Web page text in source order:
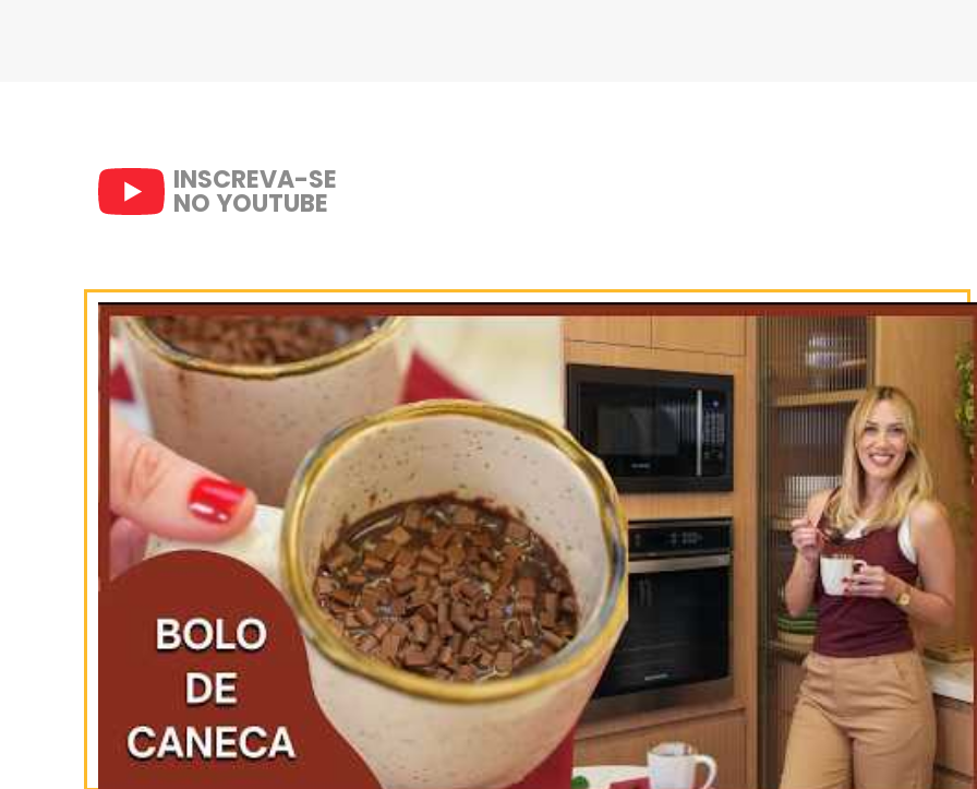
7- Sirva a seguir.
SIGA-NOS
NO INSTAGRAM
INSCREVA-SE
NO YOUTUBE